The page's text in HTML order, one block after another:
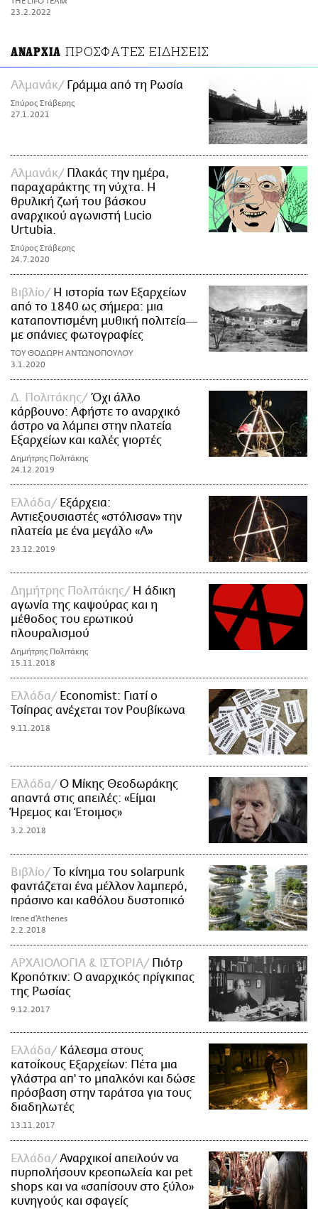
ΑΜΠΑ
23.2.2022
ΑΝΑΡΧΙΑ ΠΡΟΣΦΑΤΕΣ ΕΙΔΗΣΕΙΣ
Αλμανάκ Γράμμα από τη Ρωσία
Σπύρος Στάβερης
27.1.2021
Αλμανάκ
Πλακάς την ημέρα,
παραχαράκτης τη νύχτα. Η
θρυλική ζωή του βάσκου
αναρχικού αγωνιστή Lucio
Urtubia.
Σπύρος Στάβερης
24.7.2020
Βιβλίο
H ιστορία των Εξαρχείων
από το 1840 ως σήμερα: μια
καταποντισμένη μυθική πολιτεία―
με σπάνιες φωτογραφίες
ΤΟΥ ΘΟΔΩΡΗ ΑΝΤΩΝΟΠΟΥΛΟΥ
3.1.2020
Δ. Πολιτάκης
Όχι άλλο
κάρβουνο: Αφήστε το αναρχικό
άστρο να λάμπει στην πλατεία
Εξαρχείων και καλές γιορτές
Δημήτρης Πολιτάκης
24.12.2019
Ελλάδα
Εξάρχεια:
Αντιεξουσιαστές «στόλισαν» την
πλατεία με ένα μεγάλο «Α»
23.12.2019
Δημήτρης Πολιτάκης
Η άδικη
αγωνία της καψούρας και η
μέθοδος του ερωτικού
πλουραλισμού
Δημήτρης Πολιτάκης
15.11.2018
Ελλάδα
Economist: Γιατί ο
Τσίπρας ανέχεται τον Ρουβίκωνα
9.11.2018
Ελλάδα
Ο Μίκης Θεοδωράκης
απαντά στις απειλές: «Είμαι
Ήρεμος και Έτοιμος»
3.2.2018
Βιβλίο
Το κίνημα του solarpunk
φαντάζεται ένα μέλλον λαμπερό,
πράσινο και καθόλου δυστοπικό
Irene d'Athenes
2.2.2018
ΑΡΧΑΙΟΛΟΓΙΑ & ΙΣΤΟΡΙΑ
Πιότρ
Κροπότκιν: Ο αναρχικός πρίγκιπας
της Ρωσίας
9.12.2017
Ελλάδα
Κάλεσμα στους
κατοίκους Εξαρχείων: Πέτα μια
γλάστρα απ' το μπαλκόνι και δώσε
πρόσβαση στην ταράτσα για τους
διαδηλωτές
13.11.2017
Ελλάδα
Αναρχικοί απειλούν να
πυρπολήσουν κρεοπωλεία και pet
shops και να «σαπίσουν στο ξύλο»
κυνηγούς και σφαγείς